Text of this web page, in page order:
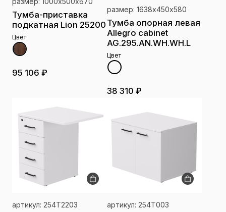
Тумба-приставка
подкатная Lion 25200
Цвет
95 106 ₽
размер: 1638х450х580
Тумба опорная левая
Allegro cabinet
AG.295.AN.WH.WH.L
Цвет
38 310 ₽
артикул: 254Т2203
артикул: 254Т003